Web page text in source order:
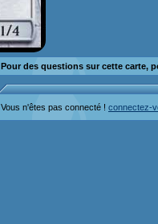
Pour des questions sur cette carte,
Vous n'êtes pas connecté ! connectez-